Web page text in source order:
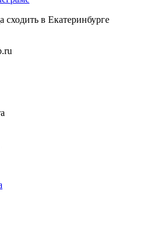
в Екатеринбурге